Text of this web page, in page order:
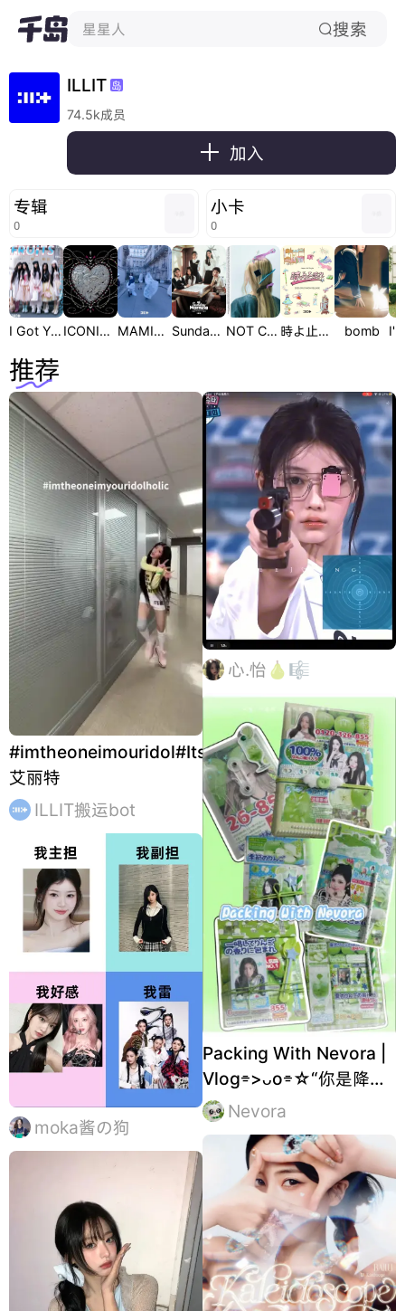
星星人 搜索
ILLIT 岛
74.5k成员
 加入
专辑
0
小卡
0
I Got Your Back ICONIC BY MISTAKE MAMIHLAPINATAPAI Sunday Morning NOT CUTE ANYMORE 時よ止まれ - ILLIT Japan 1st Single bomb
推荐
#imtheoneimouridol#Its_Me#WONHEE#ILLIT#
艾丽特
ILLIT搬运bot
moka酱の狗
心.怡🍐🎼
Packing With Nevora |
Vlog⌯>ᴗo⌯☆“你是降落
在手心的幸运星”🩶#打
包视频#illit#礼#moka#
境萌花#流量扶持
Nevora